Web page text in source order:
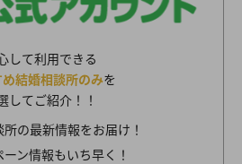
して利用できる
結婚相談所のみを
してご紹介！！
の最新情報をお届け！
ン情報もいち早く！